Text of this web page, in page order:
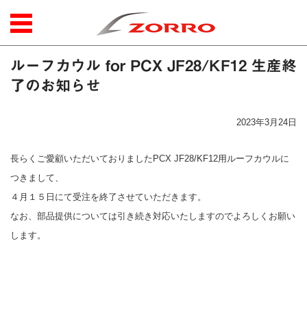
コンテンツに移動
ルーフカウル for PCX JF28/KF12 生産終
了のお知らせ
2023年3月24日
長らくご愛顧いただいておりましたPCX JF28/KF12用ルーフカウルに
つきまして、
４月１５日にて受注を終了させていただきます。
なお、部品提供については引き続き対応いたしますのでよろしくお願い
します。